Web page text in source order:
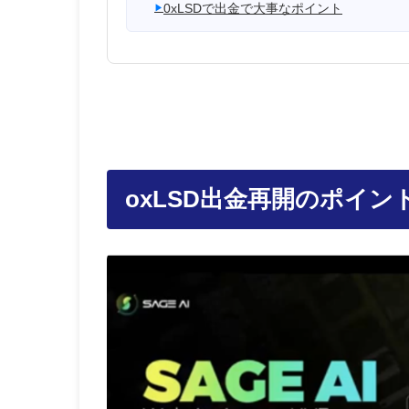
0xLSDで出金で大事なポイント
oxLSD出金再開のポイン